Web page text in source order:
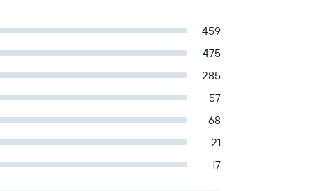
459
475
285
57
68
21
17